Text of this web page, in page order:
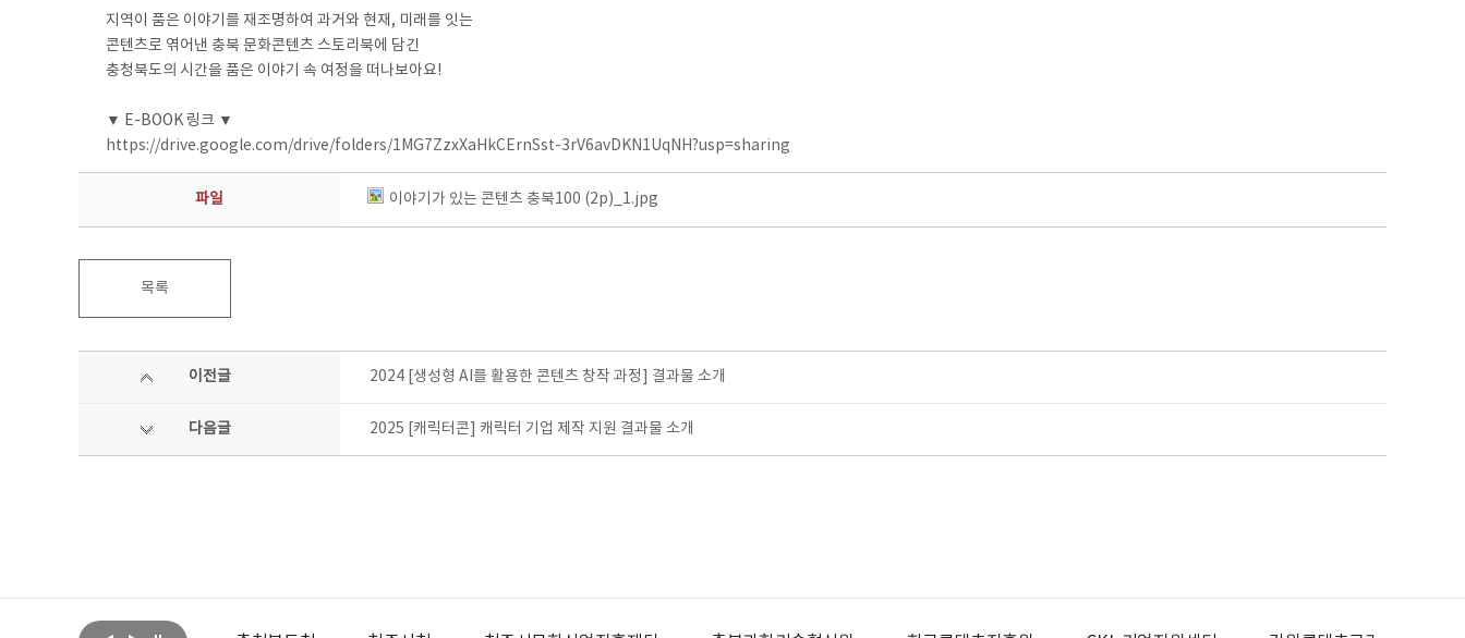
지역이 품은 이야기를 재조명하여 과거와 현재, 미래를 잇는
콘텐츠로 엮어낸 충북 문화콘텐츠 스토리북에 담긴
충청북도의 시간을 품은 이야기 속 여정을 떠나보아요!
▼ E-BOOK 링크 ▼
https://drive.google.com/drive/folders/1MG7ZzxXaHkCErnSst-3rV6avDKN1UqNH?usp=sharing
파일 이야기가 있는 콘텐츠 충북100 (2p)_1.jpg
목록
이전글 2024 [생성형 AI를 활용한 콘텐츠 창작 과정] 결과물 소개
다음글 2025 [캐릭터콘] 캐릭터 기업 제작 지원 결과물 소개